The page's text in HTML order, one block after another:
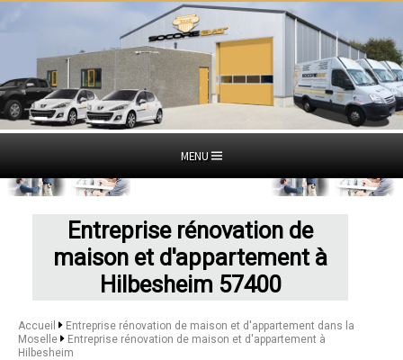
MENU
Entreprise rénovation de
maison et d'appartement à
Hilbesheim 57400
Accueil
Entreprise rénovation de maison et d'appartement dans la
Moselle
Entreprise rénovation de maison et d'appartement à
Hilbesheim